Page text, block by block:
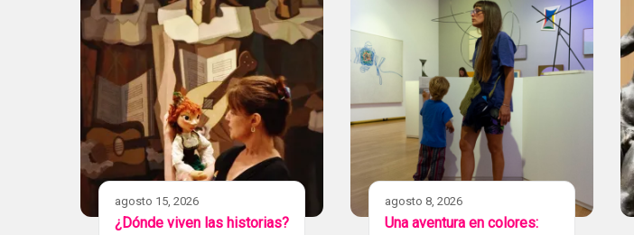
agosto 15, 2026
¿Dónde viven las historias?
agosto 8, 2026
Una aventura en colores: